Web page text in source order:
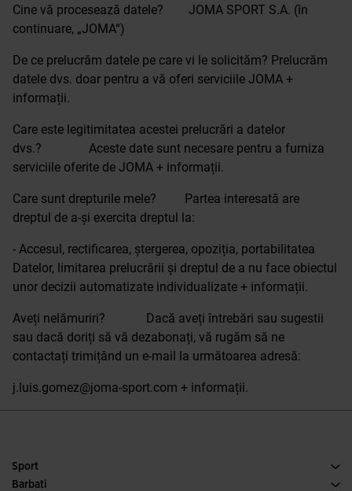
Cine vă procesează datele? JOMA SPORT S.A. (în
continuare, „JOMA“)
De ce prelucrăm datele pe care vi le solicităm? Prelucrăm
datele dvs. doar pentru a vă oferi serviciile JOMA +
informații.
Care este legitimitatea acestei prelucrări a datelor
dvs.? Aceste date sunt necesare pentru a furniza
serviciile oferite de JOMA + informații.
Care sunt drepturile mele? Partea interesată are
dreptul de a-și exercita dreptul la:
- Accesul, rectificarea, ștergerea, opoziția, portabilitatea
Datelor, limitarea prelucrării și dreptul de a nu face obiectul
unor decizii automatizate individualizate + informații.
Aveți nelămuriri? Dacă aveți întrebări sau sugestii
sau dacă doriți să vă dezabonați, vă rugăm să ne
contactați trimițând un e-mail la următoarea adresă:
j.luis.gomez@joma-sport.com + informații.
Sport
Alergare
Barbati